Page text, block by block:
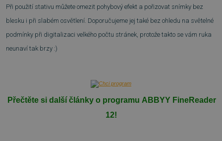
Při použití stativu můžete omezit pohybový efekt a pořizovat snímky bez
blesku i při slabém osvětlení. Doporučujeme jej také bez ohledu na světelné
podmínky při digitalizaci velkého počtu stránek, protože takto se vám ruka
neunaví tak brzy :)
Přečtěte si další články o programu ABBYY FineReader
12!
FUNKČNÍ SOUBORY
Výkonové soubory
Funkční soubory
Nezařazené soubory